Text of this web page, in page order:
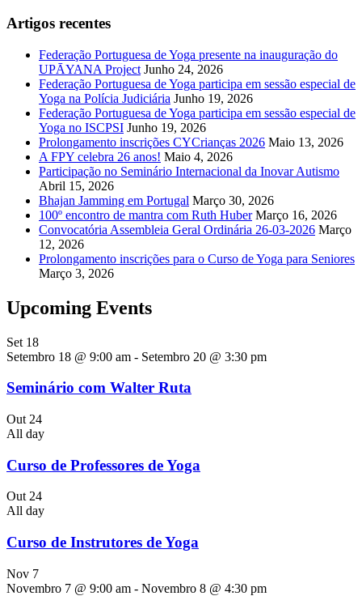
Artigos recentes
Federação Portuguesa de Yoga presente na inauguração do
UPĀYANA Project Junho 24, 2026
Federação Portuguesa de Yoga participa em sessão especial de
Yoga na Polícia Judiciária Junho 19, 2026
Federação Portuguesa de Yoga participa em sessão especial de
Yoga no ISCPSI Junho 19, 2026
Prolongamento inscrições CYCrianças 2026 Maio 13, 2026
A FPY celebra 26 anos! Maio 4, 2026
Participação no Seminário Internacional da Inovar Autismo
Abril 15, 2026
Bhajan Jamming em Portugal Março 30, 2026
100º encontro de mantra com Ruth Huber Março 16, 2026
Convocatória Assembleia Geral Ordinária 26-03-2026 Março
12, 2026
Prolongamento inscrições para o Curso de Yoga para Seniores
Março 3, 2026
Upcoming Events
Set 18
Setembro 18 @ 9:00 am - Setembro 20 @ 3:30 pm
Seminário com Walter Ruta
Out 24
All day
Curso de Professores de Yoga
Out24
All day
Curso de Instrutores de Yoga
Nov 7
Novembro 7 @ 9:00 am - Novembro 8 @ 4:30 pm